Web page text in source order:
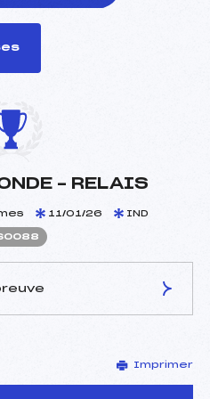
– RELAIS
11/01/26 IND
–
–
Imprimer